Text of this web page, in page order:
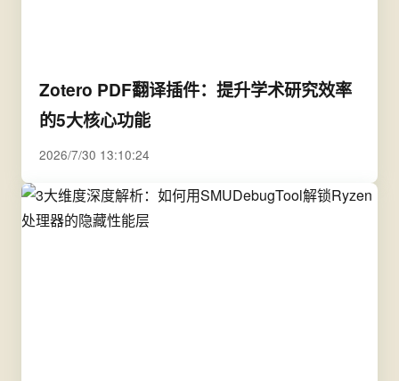
Zotero PDF翻译插件：提升学术研究效率
的5大核心功能
2026/7/30 13:10:24